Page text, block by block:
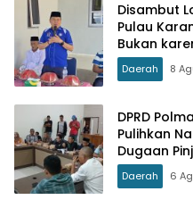
Disambut
Pulau
Bukan
Tanggung
Daerah 8
DPRD
Pulihkan
Dugaan
Daerah 6